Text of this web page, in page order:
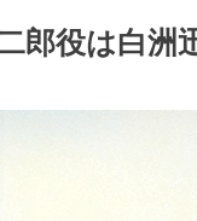
郎役は白洲